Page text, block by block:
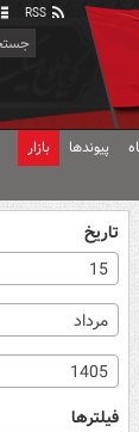
پیوندها بازار
تاریخ
15
مرداد
1405
فیلترها